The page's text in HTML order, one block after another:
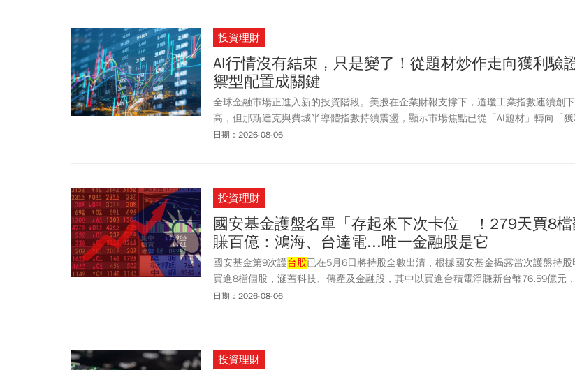
1.18%，以184.5元作收，有外資推估，華邦電今、明兩年EPS分別為28.49與60.03元
12個月合理股價，應落在360元。
投資理財
AI行情沒有結束，只是變了！從題材炒作走向獲利驗
禦型配置成關鍵
全球金融市場正進入新的投資階段。美股在企業財報支撐下，道瓊工業指數連續創
高，但那斯達克與費城半導體指數持續震盪，顯示市場焦點已從「AI題材」轉向「
質」。AI仍是推動全球科技產業成長的核心動能，但高估值企業若無法證明龐大資本
日期：2026-08-06
投資理財
國安基金護盤名單「存起來下次卡位」！279天買8
賺百億：鴻海、台達電...唯一金融股是它
國安基金第9次護台股已在5月6日將持股全數出清，根據國安基金揭露當次護盤持股
買進8檔個股，涵蓋科技、傳產及金融股，其中以買進台積電淨賺新台幣76.59億元
達77.72億元獲利最多，占總計淨利77%。
日期：2026-08-06
投資理財